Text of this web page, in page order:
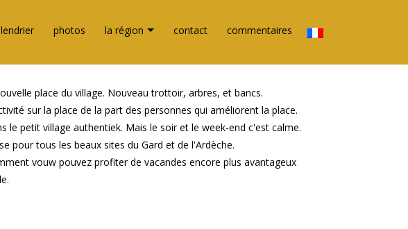
photos la région contact commentaires
place du village. Nouveau trottoir, arbres, et bancs.
sur la place de la part des personnes qui améliorent la place.
le petit village authentiek. Mais le soir et le week-end c'est calme.
pour tous les beaux sites du Gard et de l'Ardèche.
vouw pouvez profiter de vacandes encore plus avantageux